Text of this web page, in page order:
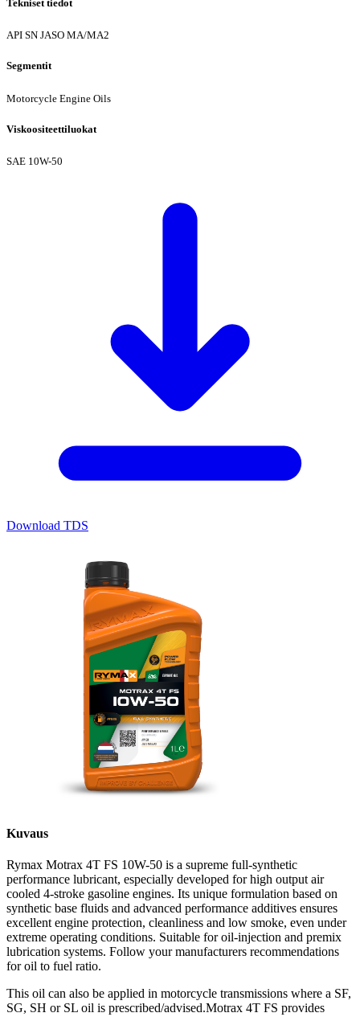
Tekniset tiedot
API SN JASO MA/MA2
Segmentit
Motorcycle Engine Oils
Viskoositeettiluokat
SAE 10W-50
Download TDS
Kuvaus
Rymax Motrax 4T FS 10W-50 is a supreme full-synthetic
performance lubricant, especially developed for high output air
cooled 4-stroke gasoline engines. Its unique formulation based on
synthetic base fluids and advanced performance additives ensures
excellent engine protection, cleanliness and low smoke, even under
extreme operating conditions. Suitable for oil-injection and premix
lubrication systems. Follow your manufacturers recommendations
for oil to fuel ratio.
This oil can also be applied in motorcycle transmissions where a SF,
SG, SH or SL oil is prescribed/advised.Motrax 4T FS provides